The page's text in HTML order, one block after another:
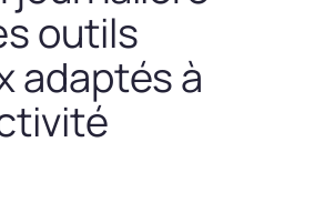
outils
adaptés à